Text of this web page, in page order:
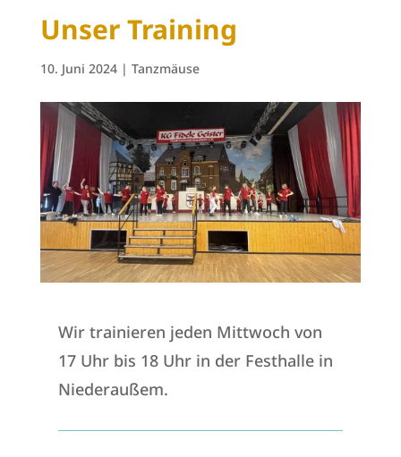
Unser Training
10. Juni 2024| Tanzmäuse
Wir trainieren jeden Mittwoch von
17 Uhr bis 18 Uhr in der Festhalle in
Niederaußem.